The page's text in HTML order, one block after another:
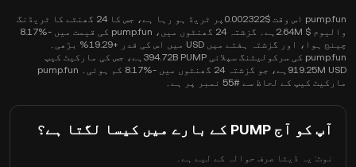
pump.fun اس وقت $0.002322پر ٹریڈ ہو رہا ہے، جس کا 24 گھنٹے کا ٹریڈنگ
والیوم $ 2.64Mہے۔ گزشتہ 24 گھنٹوں میں، pump.fun کی قیمت میں -‎8.17%
چینج ہوا، اور گزشتہ ہفتے میں USD میں اس کی قدر +19.29% بڑھی۔
pump.fun کی سرکولیٹنگ سپلائی 394.72B PUMPہے، جس کی مارکیٹ کیپ
919.25M USDہے، جو گزشتہ 24 گھنٹوں میں -‎8.17% کم ہوئی۔ pump.fun
مارکیٹ کیپ کے لحاظ سے #55 نمبر پر ہے۔
آپ کو آج PUMP کے بارے میں کیسا لگتا ہے؟
نوٹ: یہ ڈیٹا صرف حوالہ کے لیے ہے۔